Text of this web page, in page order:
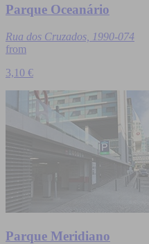
Parque Oceanário
Rua dos Cruzados, 1990-074
from
3,10 €
Parque Meridiano